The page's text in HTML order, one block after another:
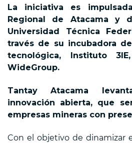
La iniciativa es
Regional de Atacama y
Universidad Técnica
través de su incubadora
tecnológica, Instituto
WideGroup.
Tantay Atacama
innovación abierta, que
empresas mineras con
Con el objetivo de dinamizar